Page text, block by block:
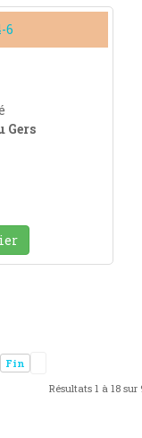
Gers
Fin
Résultats 1 à 18 sur